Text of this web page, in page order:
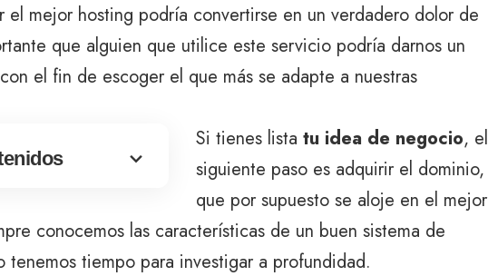
el mejor hosting podría convertirse en un verdadero dolor de
que alguien que utilice este servicio podría darnos un
el fin de escoger el que más se adapte a nuestras
Si tienes listatu idea de negocio, el
siguiente paso es adquirir el dominio,
que por supuesto se aloje en el mejor
conocemos las características de un buen sistema de
tenemos tiempo para investigar a profundidad.